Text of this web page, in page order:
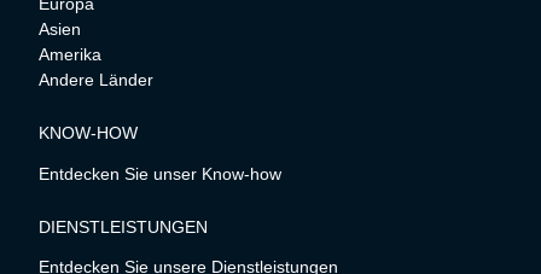
Europa
Asien
Amerika
Andere Länder
KNOW-HOW
Entdecken Sie unser Know-how
DIENSTLEISTUNGEN
Entdecken Sie unsere Dienstleistungen